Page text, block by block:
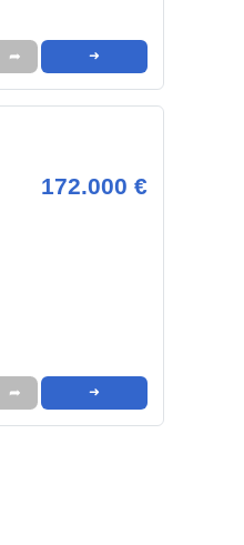
➦ ➜
172.000 €
➦ ➜